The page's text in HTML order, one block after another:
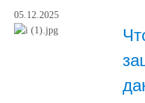
05.12.2025